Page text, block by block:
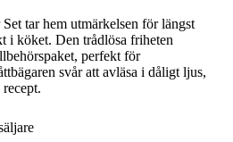
tar hem utmärkelsen för längst
i köket. Den trådlösa friheten
perfekt för
svår att avläsa i dåligt ljus,